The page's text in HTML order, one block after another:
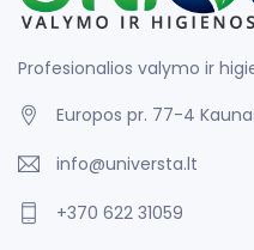
Profesionalios valymo ir
Europos pr. 77-4
info@universta.lt
+370 622 31059